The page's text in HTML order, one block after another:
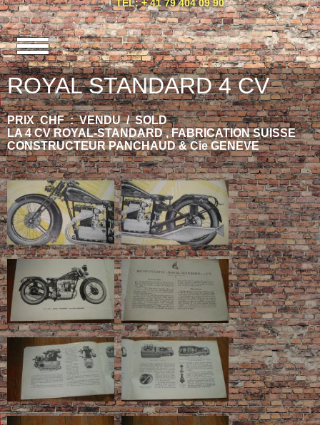
TEL: + 41 79 404 09 90
ROYAL STANDARD 4 CV
PRIX CHF : VENDU / SOLD
LA 4 CV ROYAL-STANDARD , FABRICATION SUISSE
CONSTRUCTEUR PANCHAUD & Cie GENEVE